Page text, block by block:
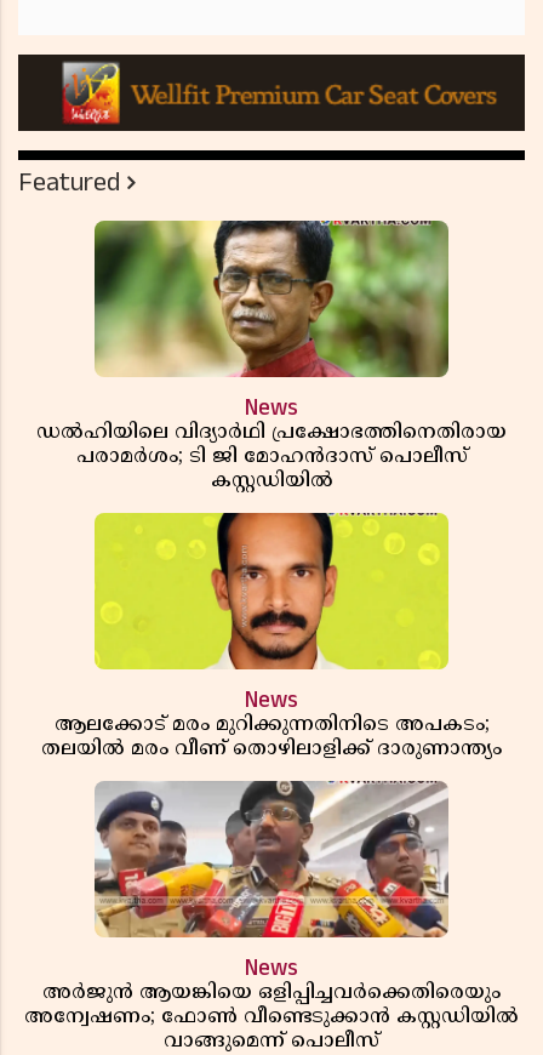
Featured
News
ഡൽഹിയിലെ വിദ്യാർഥി പ്രക്ഷോഭത്തിനെതിരായ
പരാമർശം; ടി ജി മോഹൻദാസ് പൊലീസ്
കസ്റ്റഡിയിൽ
News
ആലക്കോട് മരം മുറിക്കുന്നതിനിടെ അപകടം;
തലയിൽ മരം വീണ് തൊഴിലാളിക്ക് ദാരുണാന്ത്യം
News
അർജുൻ ആയങ്കിയെ ഒളിപ്പിച്ചവർക്കെതിരെയും
അന്വേഷണം; ഫോൺ വീണ്ടെടുക്കാൻ കസ്റ്റഡിയിൽ
വാങ്ങുമെന്ന് പൊലീസ്